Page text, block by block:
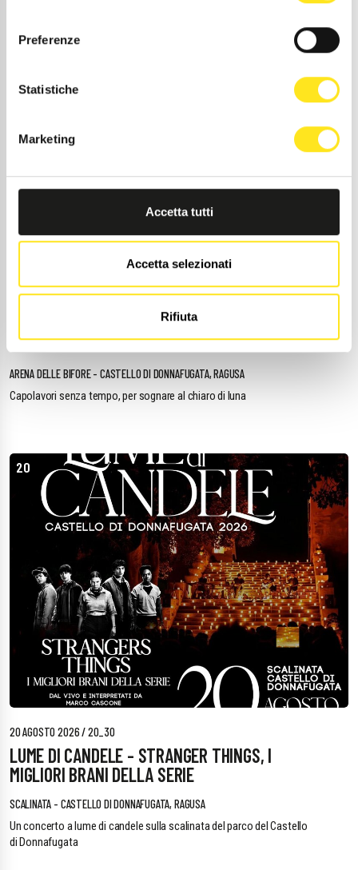
Preferenze
Statistiche
Marketing
Accetta tutti
Accetta selezionati
Rifiuta
10
19 AGOSTO 2026 / 21:00
SOGNO D'ESTATE - DONNAFUGATA MUSIC
FESTIVAL OBS
ARENA DELLE BIFORE - CASTELLO DI DONNAFUGATA, RAGUSA
Capolavori senza tempo, per sognare al chiaro di luna
20
20 AGOSTO 2026 / 20_30
LUME DI CANDELE - STRANGER THINGS, I
MIGLIORI BRANI DELLA SERIE
SCALINATA - CASTELLO DI DONNAFUGATA, RAGUSA
Un concerto a lume di candele sulla scalinata del parco del Castello
di Donnafugata